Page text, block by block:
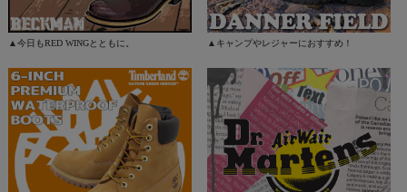
▲今日もRED WINGとともに。 ▲キャンプやレジャーにおすすめ！